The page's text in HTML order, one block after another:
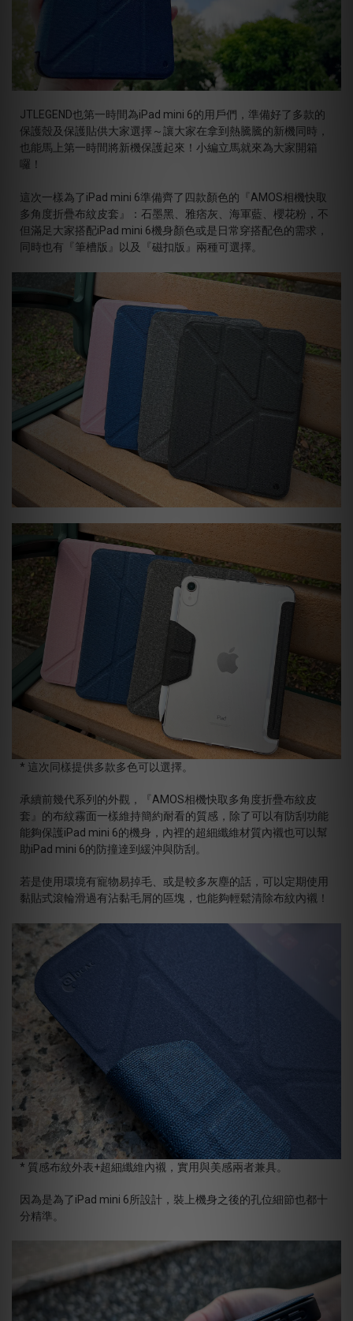
JTLEGEND也第一時間為iPad mini 6的用戶們，準備好了多款的
保護殼及保護貼供大家選擇～讓大家在拿到熱騰騰的新機同時，
也能馬上第一時間將新機保護起來！小編立馬就來為大家開箱
囉！
這次一樣為了iPad mini 6準備齊了四款顏色的『AMOS相機快取
多角度折疊布紋皮套』：石墨黑、雅痞灰、海軍藍、櫻花粉，不
但滿足大家搭配iPad mini 6機身顏色或是日常穿搭配色的需求，
同時也有『筆槽版』以及『磁扣版』兩種可選擇。
* 這次同樣提供多款多色可以選擇。
承續前幾代系列的外觀，『AMOS相機快取多角度折疊布紋皮
套』的布紋霧面一樣維持簡約耐看的質感，除了可以有防刮功能
能夠保護iPad mini 6的機身，內裡的超細纖維材質內襯也可以幫
助iPad mini 6的防撞達到緩沖與防刮。
若是使用環境有寵物易掉毛、或是較多灰塵的話，可以定期使用
黏貼式滾輪滑過有沾黏毛屑的區塊，也能夠輕鬆清除布紋內襯！
* 質感布紋外表+超細纖維內襯，實用與美感兩者兼具。
因為是為了iPad mini 6所設計，裝上機身之後的孔位細節也都十
分精準。